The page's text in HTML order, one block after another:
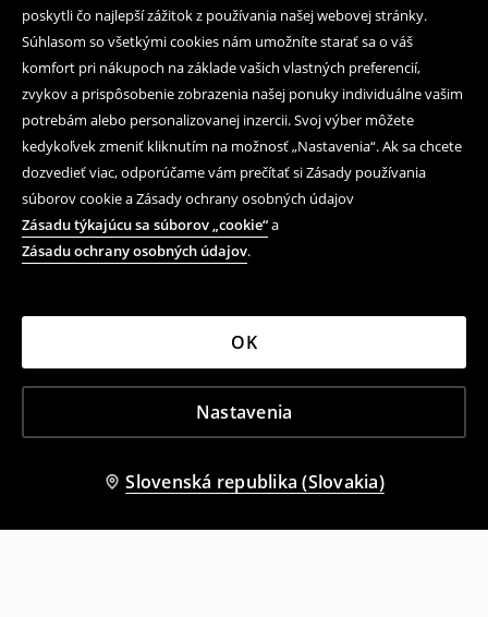
poskytli čo najlepší zážitok z používania našej webovej stránky.
Súhlasom so všetkými cookies nám umožníte starať sa o váš
komfort pri nákupoch na základe vašich vlastných preferencií,
zvykov a prispôsobenie zobrazenia našej ponuky individuálne vašim
potrebám alebo personalizovanej inzercii. Svoj výber môžete
kedykoľvek zmeniť kliknutím na možnosť „Nastavenia“. Ak sa chcete
dozvedieť viac, odporúčame vám prečítať si Zásady používania
súborov cookie a Zásady ochrany osobných údajov
Zásadu týkajúcu sa súborov „cookie“a
Zásadu ochrany osobných údajov.
Nastavenia
OK
Slovenská republika (Slovakia)